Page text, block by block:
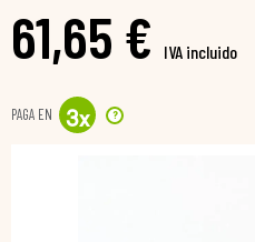
61,65 € IVA incluido
PAGA EN 3x ?